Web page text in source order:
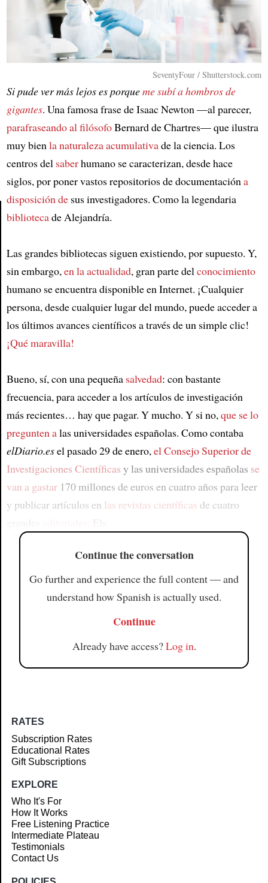
SeventyFour / Shutterstock.com
Si pude ver más lejos es porqueme subí a hombros de
gigantes. Una famosa frase de Isaac Newton —al parecer,
parafraseando al filósofoBernard de Chartres— que ilustra
muy bienla naturaleza acumulativade la ciencia. Los
centros del saberhumano se caracterizan, desde hace
siglos, por poner vastos repositorios de documentacióna
disposición desus investigadores. Como la legendaria
bibliotecade Alejandría.
Las grandes bibliotecas siguen existiendo, por supuesto. Y,
sin embargo,en la actualidad, gran parte delconocimiento
humano se encuentra disponible en Internet. ¡Cualquier
persona, desde cualquier lugar del mundo, puede acceder a
los últimos avances científicos a través de un simple clic!
¡Qué maravilla!
Bueno, sí, con una pequeña salvedad: con bastante
frecuencia, para acceder a los artículos de investigación
más recientes… hay que pagar. Y mucho. Y si no,que se lo
pregunten alas universidades españolas. Como contaba
elDiario.esel pasado 29 de enero,el Consejo Superior de
Investigaciones Científicas y las universidades españolas se
van a gastar170 millones de euros en cuatro años para leer
y publicar artículos en las revistas científicas de cuatro
Continue the conversation
Go further and experience the full content — and
understand how Spanish is actually used.
Continue
Already have access?Log in.
RATES
Subscription Rates
Educational Rates
Gift Subscriptions
EXPLORE
Who It's For
How It Works
Free Listening Practice
Intermediate Plateau
Testimonials
Contact Us